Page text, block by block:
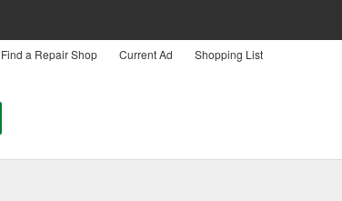
Find a Repair Shop Current Ad Shopping List